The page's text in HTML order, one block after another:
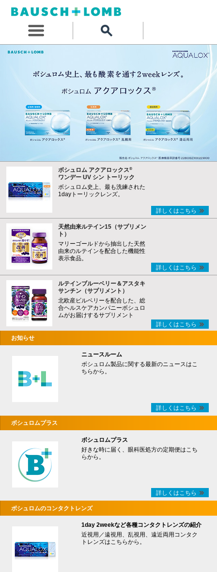
ボシュロム アクアロックス®
ワンデー UV シン トーリック
ボシュロム史上、最も洗練された
1dayトーリックレンズ。
詳しくはこちら
天然由来ルテイン15（サプリメン
ト）
マリーゴールドから抽出した天然
由来のルテインを配合した機能性
表示食品。
詳しくはこちら
ルテインブルーベリー＆アスタキ
サンチン（サプリメント）
北欧産ビルベリーを配合した、総
合ヘルスケアカンパニーボシュロ
ムがお届けするサプリメント
詳しくはこちら
お知らせ
ニュースルーム
ボシュロム製品に関する最新のニュースはこ
ちらから。
詳しくはこちら
ボシュロムプラス
ボシュロムプラス
好きな時に届く、眼科医処方の定期便はこち
らから。
詳しくはこちら
ボシュロムのコンタクトレンズ
1day 2weekなど各種コンタクトレンズの紹介
近視用／遠視用、乱視用、遠近両用コンタク
トレンズはこちらから。